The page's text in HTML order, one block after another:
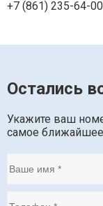
+7 (861) 235-64-
Остались
Укажите ваш
самое